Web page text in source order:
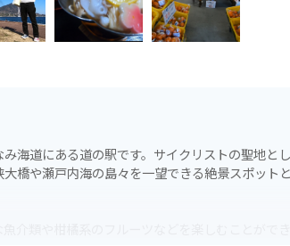
海道にある道の駅です。サイクリストの聖地と
橋や瀬戸内海の島々を一望できる絶景スポット
介類や柑橘系のフルーツなどを楽しむことができ